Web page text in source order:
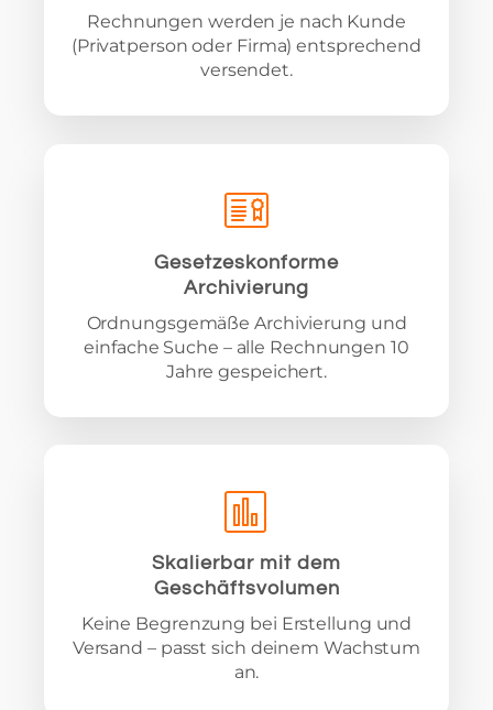
Rechnungen werden je nach Kunde
(Privatperson oder Firma) entsprechend
versendet.
Gesetzeskonforme
Archivierung
Ordnungsgemäße Archivierung und
einfache Suche – alle Rechnungen 10
Jahre gespeichert.
Skalierbar mit dem
Geschäftsvolumen
Keine Begrenzung bei Erstellung und
Versand – passt sich deinem Wachstum
an.